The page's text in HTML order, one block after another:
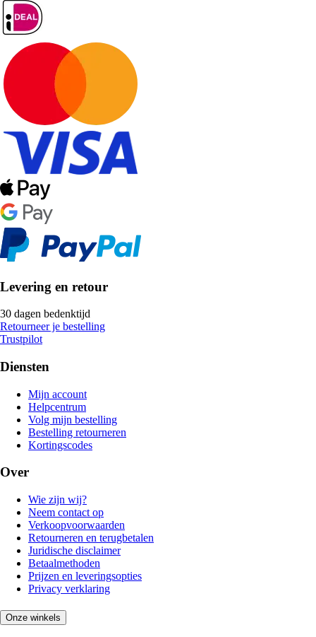
Levering en retour
30 dagen bedenktijd
Retourneer je bestelling
Trustpilot
Diensten
Mijn account
Helpcentrum
Volg mijn bestelling
Bestelling retourneren
Kortingscodes
Over
Wie zijn wij?
Neem contact op
Verkoopvoorwaarden
Retourneren en terugbetalen
Juridische disclaimer
Betaalmethoden
Prijzen en leveringsopties
Privacy verklaring
Onze winkels